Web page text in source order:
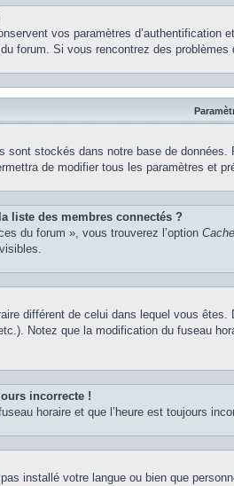
vos paramètres
forum. Si vous rencontrez des
stockés dans notre base de données.
de modifier tous les paramètres et
liste des membres connectés ?
du forum », vous trouverez l’option
différent de celui dans lequel vous
Notez que la modification du fuseau
incorrecte !
horaire et que l’heure est toujours
installé votre langue ou bien que